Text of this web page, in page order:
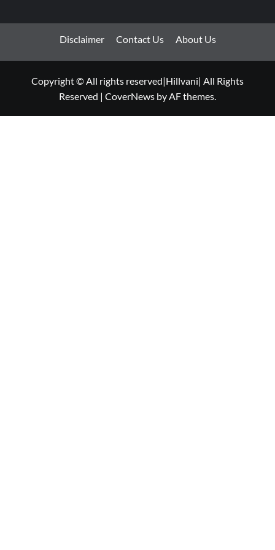
Disclaimer Contact Us About Us
Copyright © All rights reserved|Hillvani| All Rights
Reserved | CoverNews by AF themes.